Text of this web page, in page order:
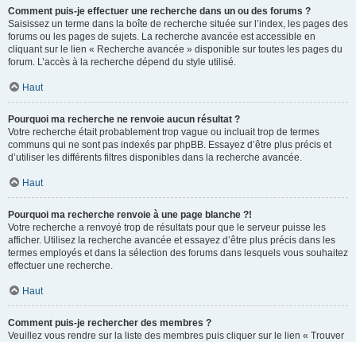
Comment puis-je effectuer une recherche dans un ou des forums ?
Saisissez un terme dans la boîte de recherche située sur l’index, les pages des
forums ou les pages de sujets. La recherche avancée est accessible en
cliquant sur le lien « Recherche avancée » disponible sur toutes les pages du
forum. L’accès à la recherche dépend du style utilisé.
Haut
Pourquoi ma recherche ne renvoie aucun résultat ?
Votre recherche était probablement trop vague ou incluait trop de termes
communs qui ne sont pas indexés par phpBB. Essayez d’être plus précis et
d’utiliser les différents filtres disponibles dans la recherche avancée.
Haut
Pourquoi ma recherche renvoie à une page blanche ?!
Votre recherche a renvoyé trop de résultats pour que le serveur puisse les
afficher. Utilisez la recherche avancée et essayez d’être plus précis dans les
termes employés et dans la sélection des forums dans lesquels vous souhaitez
effectuer une recherche.
Haut
Comment puis-je rechercher des membres ?
Veuillez vous rendre sur la liste des membres puis cliquer sur le lien « Trouver